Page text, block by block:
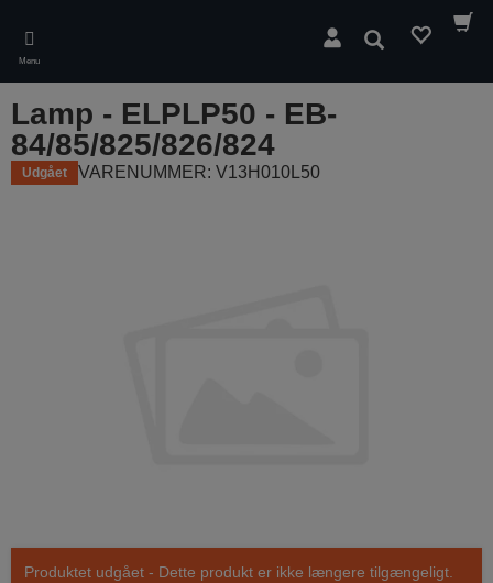
main
content
Menu
Søg
Lamp - ELPLP50 - EB-
84/85/825/826/824
Udgået VARENUMMER: V13H010L50
Produktet udgået - Dette produkt er ikke længere tilgængeligt.